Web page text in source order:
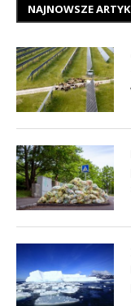
NAJNOWSZE